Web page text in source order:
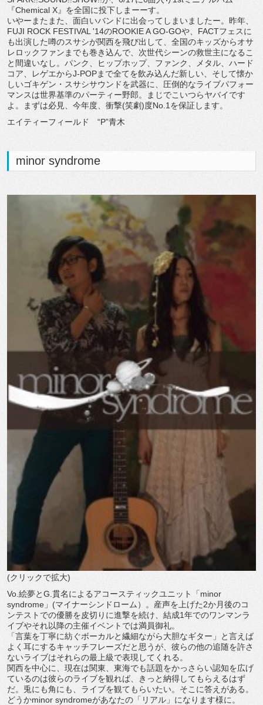
『Chemical X』を全国に投下しまーーす。
いやーまたまた、面白いバンドに出会ってしまいましたー。昨年、
FUJI ROCK FESTIVAL '14のROOKIE A GO-GOや、FACTフェスに
も出演した噂のスサシが関西を飛び出して、全国のキッズからオサ
レロックファンまでも巻き込んで、次世代シーンの救世主になるこ
と間違いなし。パンク、ヒップホップ、ファンク、メタル、ハード
コア、レゲエからJ-POPまで全てを飲み込んだ新しい、そして懐か
しいゴキゲン・スサシサウンドを武器に、圧倒的なライブパフォー
マンスは世界基準のパーティー野郎。まじでこいつらヤバイです
よ。まずは必見、今年度、衝撃(笑劇)度No.1を保証します。
エイティーフィールド “P”青木
minor syndrome
(クリックで拡大)
Vo.絵夢とG.貫名によるアコースティックユニット「minor
syndrome」(マイナーシンドローム）。産声を上げた2か月後のコ
ンテストでの優勝を皮切りに進撃を続け、結成1年でのワンマンラ
イブやそれ以降の主催イベントでは満員御礼。
「言葉を丁寧に紡ぐボーカルと繊細ながら大胆なギター」と言えば
よく耳にするキャッチフレーズだと思うが、彼らの他の追随を許さ
ないライブはそれらの最上級で表現してくれる。
関西を中心に、現在は関東、東海でも話題をかっさらい認知を広げ
ているのは彼らのライブを観れば、きっと納得してもらえるはず
だ。兎にも角にも、ライブを観てもらいたい。そこに答えがある。
どうかminor syndromeがあなたの「リアル」になります様に。